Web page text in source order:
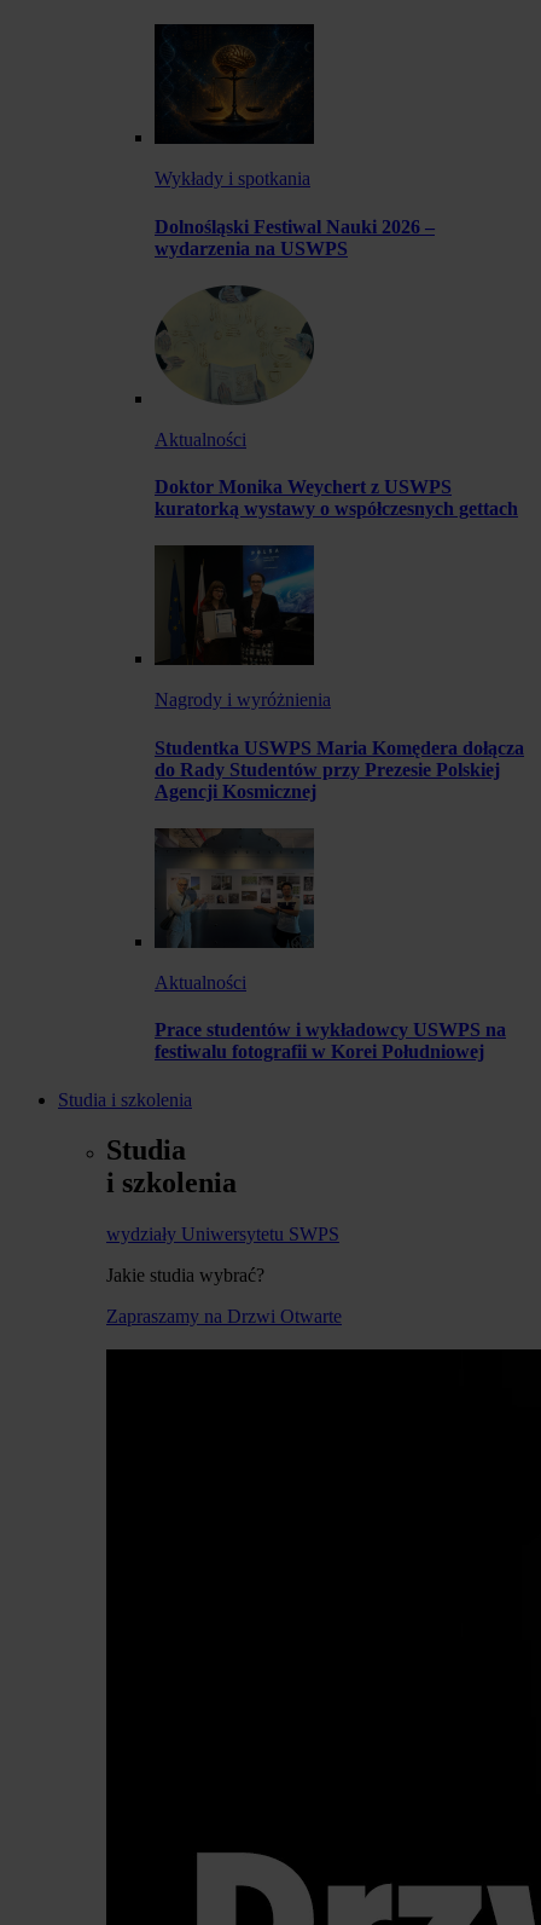
Wykłady i spotkania
Dolnośląski Festiwal Nauki 2026 –
wydarzenia na USWPS
Aktualności
Doktor Monika Weychert z USWPS
kuratorką wystawy o współczesnych gettach
Nagrody i wyróżnienia
Studentka USWPS Maria Komędera dołącza
do Rady Studentów przy Prezesie Polskiej
Agencji Kosmicznej
Aktualności
Prace studentów i wykładowcy USWPS na
festiwalu fotografii w Korei Południowej
Studia i szkolenia
Studia
i szkolenia
wydziały Uniwersytetu SWPS
Jakie studia wybrać?
Zapraszamy na Drzwi Otwarte